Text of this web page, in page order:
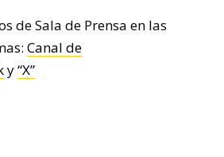
de Sala de Prensa en las
Canal de
y“X”